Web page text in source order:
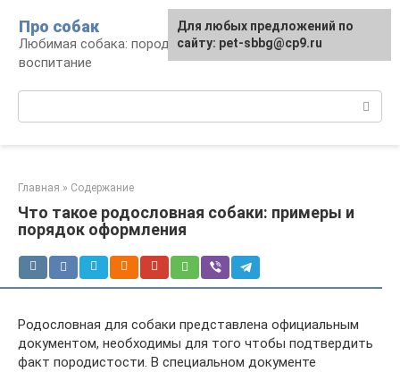
контенту
Про собак
Любимая собака: породы, содержание,
воспитание
Главная » Содержание
Что такое родословная собаки: примеры и
порядок оформления
Родословная для собаки представлена официальным
документом, необходимы для того чтобы подтвердить
факт породистости. В специальном документе
Для любых предложений по
сайту: pet-sbbg@cp9.ru